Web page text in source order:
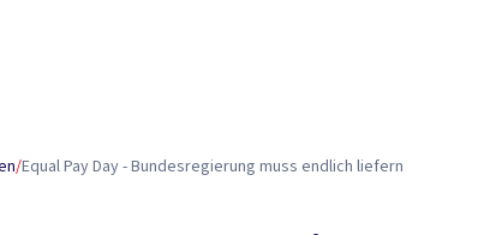
/Equal Pay Day - Bundesregierung muss endlich liefern